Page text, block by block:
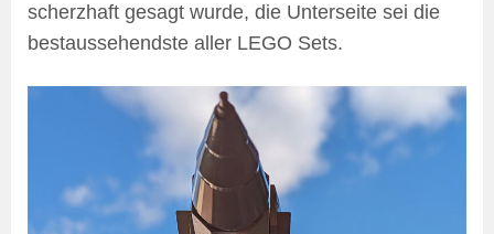
scherzhaft gesagt wurde, die Unterseite sei die
bestaussehendste aller LEGO Sets.